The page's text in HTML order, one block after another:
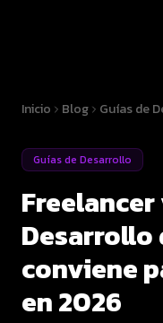
Inicio Blog Guías de
Guías de Desarrollo
Desarrollo
conviene
en 2026